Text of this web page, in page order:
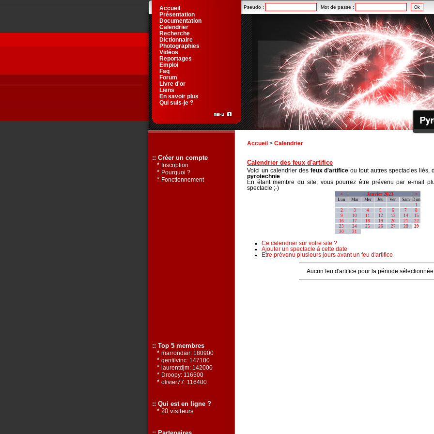
Accueil > Calendrier
Calendrier des feux d'artifice
Voici un calendrier des feux d'artifice ou tout autres spectacles liés,
pyrotechnie
En étant membre du site, vous pourrez être prévenu par e-mail
spectacle ;-)
< Janvier 2023 >
Lun Mar Mer Jeu Ven Sam Dim
1
2
3 4 5 6 7
8
9
10 11 12 13 14
15
16
17 18 19 20 21
22
23
24 25 26 27 28
29
30
31
Ce calendrier sur votre site ?
Ajouter un spectacle à cette date
Etre prévenu plusieurs jours avant un feu d'artifice
Aucun feu d'artifice pour la période
Pseudo : Mot de passe :
Accueil
Présentation
Documentation
Calendrier
Recherche
Dictionnaire
Photographies
Vidéos
Reportages
Emploi
Faq
Forum
Livre d'or
Liens
En savoir plus
Qui suis-je ?
:: Créer un compte
* Inscription
* Pourquoi ?
* Fonctionnement
:: Top 5 membres
* marrondair: 180900
* gentilvinc: 147100
* laurentdjm: 142000
* Droopy: 116500
* olivier77: 116400
:: Qui est en ligne ?
* 20 visiteurs